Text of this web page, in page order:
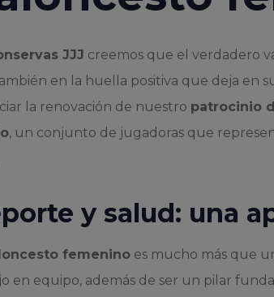
JJJ creemos que el verdadero
en la huella positiva que deja en
la renovación de nuestro patrocinio
, un conjunto de jugadoras que
y salud: una
femenino es mucho más que
en equipo, además de ser un pilar